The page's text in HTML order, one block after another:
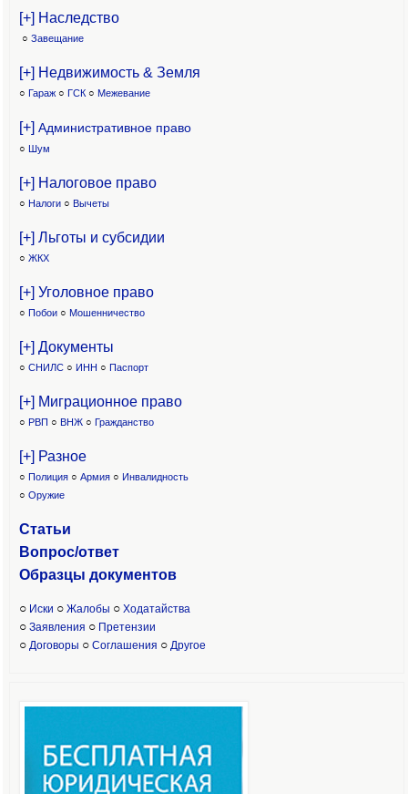
[+] Наследство
○ Завещание
[+] Недвижимость & Земля
○ Гараж ○ ГСК ○ Межевание
[+] Административное право
○ Шум
[+] Налоговое право
○ Налоги ○ Вычеты
[+] Льготы и субсидии
○ ЖКХ
[+] Уголовное право
○ Побои ○ Мошенничество
[+] Документы
○ СНИЛС ○ ИНН ○ Паспорт
[+] Миграционное право
○ РВП ○ ВНЖ ○ Гражданство
[+] Разное
○ Полиция ○ Армия ○ Инвалидность
○ Оружие
Статьи
Вопрос/ответ
Образцы документов
○ Иски ○ Жалобы ○ Ходатайства
○ Заявления ○ Претензии
○ Договоры ○ Соглашения ○ Другое